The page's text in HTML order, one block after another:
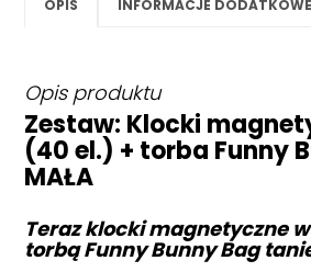
OPIS INFORMACJE DODATKOWE
Opis produktu
Zestaw: Klocki
(40 el.) + torba Funny
MAŁA
Teraz klocki magnetyczne
torbą Funny Bunny Bag